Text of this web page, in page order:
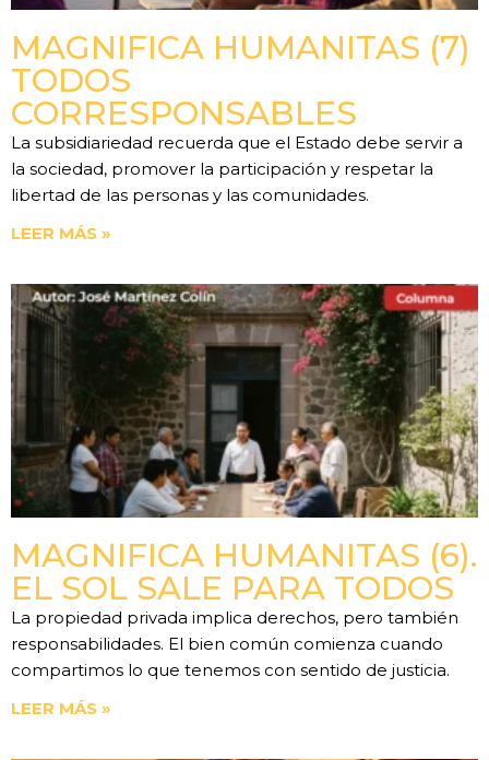
MAGNIFICA HUMANITAS (7)
TODOS
CORRESPONSABLES
La subsidiariedad recuerda que el Estado debe servir a
la sociedad, promover la participación y respetar la
libertad de las personas y las comunidades.
LEER MÁS »
MAGNIFICA HUMANITAS (6).
EL SOL SALE PARA TODOS
La propiedad privada implica derechos, pero también
responsabilidades. El bien común comienza cuando
compartimos lo que tenemos con sentido de justicia.
LEER MÁS »